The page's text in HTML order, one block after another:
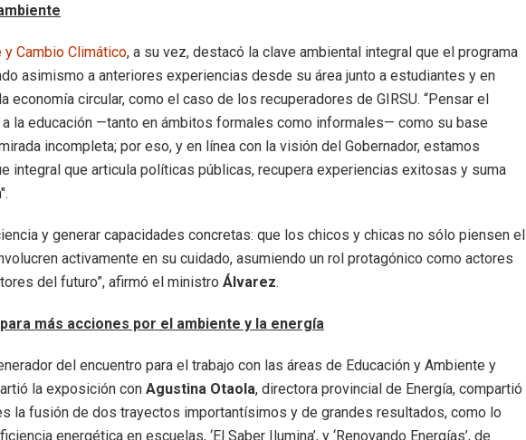
Cambio Climático, a su vez, destacó la clave ambiental integral que el programa
asimismo a anteriores experiencias desde su área junto a estudiantes y en
economía circular, como el caso de los recuperadores de GIRSU. “Pensar el
la educación —tanto en ámbitos formales como informales— como su base
incompleta; por eso, y en línea con la visión del Gobernador, estamos
integral que articula políticas públicas, recupera experiencias exitosas y suma
y generar capacidades concretas: que los chicos y chicas no sólo piensen el
activamente en su cuidado, asumiendo un rol protagónico como actores
del futuro”, afirmó el ministro Álvarez.
más acciones por el ambiente y la energía
del encuentro para el trabajo con las áreas de Educación y Ambiente y
la exposición con Agustina Otaola, directora provincial de Energía, compartió
la fusión de dos trayectos importantísimos y de grandes resultados, como lo
energética en escuelas, ‘El Saber Ilumina’, y ‘Renovando Energías’, de